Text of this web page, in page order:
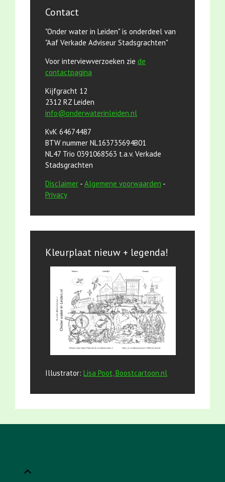
Contact
"Onder water in Leiden" is onderdeel van
"Aaf Verkade Adviseur Stadsgrachten"
Voor interviewverzoeken zie de
contactpagina
Kijfgracht 12
2312 RZ Leiden
info@onderwaterinleiden.nl
KvK 64674487
BTW nummer NL163735694B01
NL47 Trio 0391068563 t.a.v. Verkade
Stadsgrachten
Disclaimer - Algemene voorwaarden -
Privacy
Kleurplaat nieuw + legenda!
Illustrator: Lisa Poot, Boostcartoon.nl